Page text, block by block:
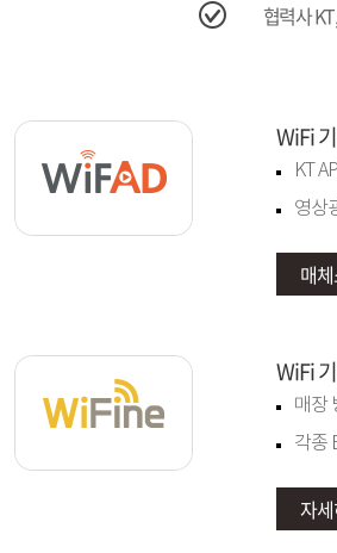
협력사
WiFi
KT
영상
매
WiFi
매장
각종
자